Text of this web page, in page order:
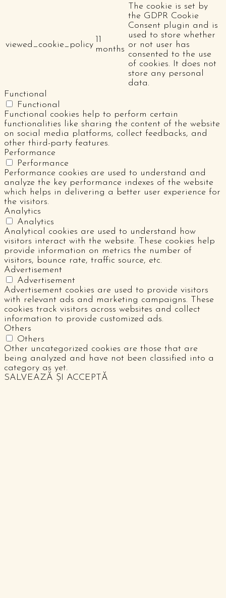
viewed_cookie_policy
11
months
The cookie is set by
the GDPR Cookie
Consent plugin and is
used to store whether
or not user has
consented to the use
of cookies. It does not
store any personal
data.
Functional
Functional
Functional cookies help to perform certain
functionalities like sharing the content of the website
on social media platforms, collect feedbacks, and
other third-party features.
Performance
Performance
Performance cookies are used to understand and
analyze the key performance indexes of the website
which helps in delivering a better user experience for
the visitors.
Analytics
Analytics
Analytical cookies are used to understand how
visitors interact with the website. These cookies help
provide information on metrics the number of
visitors, bounce rate, traffic source, etc.
Advertisement
Advertisement
Advertisement cookies are used to provide visitors
with relevant ads and marketing campaigns. These
cookies track visitors across websites and collect
information to provide customized ads.
Others
Others
Other uncategorized cookies are those that are
being analyzed and have not been classified into a
category as yet.
SALVEAZĂ ȘI ACCEPTĂ